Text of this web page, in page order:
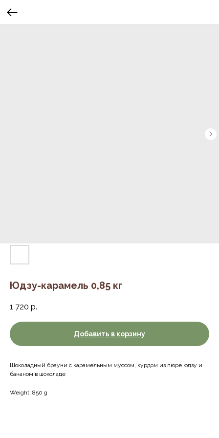
Юдзу-карамель 0,85 кг
1 720 р.
Добавить в корзину
Шоколадный брауни с карамельным муссом, курдом из пюре юдзу и
бананом в шоколаде
Weight: 850 g